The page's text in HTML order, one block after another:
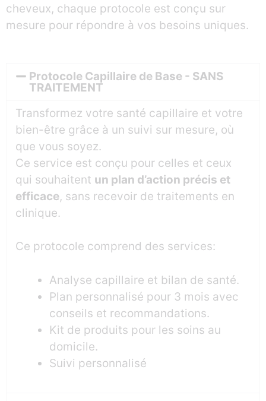
cheveux, chaque protocole est conçu sur
mesure pour répondre à vos besoins uniques.
Protocole Capillaire de Base - SANS
TRAITEMENT
Transformez votre santé capillaire et votre
bien-être grâce à un suivi sur mesure, où
que vous soyez.
Ce service est conçu pour celles et ceux
qui souhaitent un plan d’action précis et
efficace, sans recevoir de traitements en
clinique.
Ce protocole comprend des services:
Analyse capillaire et bilan de santé.
Plan personnalisé pour 3 mois avec
conseils et recommandations.
Kit de produits pour les soins au
domicile.
Suivi personnalisé